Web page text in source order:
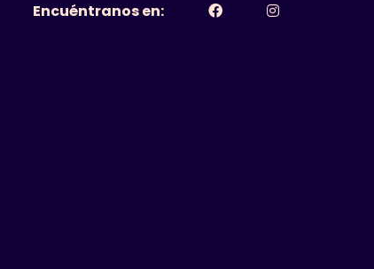
Encuéntranos en: